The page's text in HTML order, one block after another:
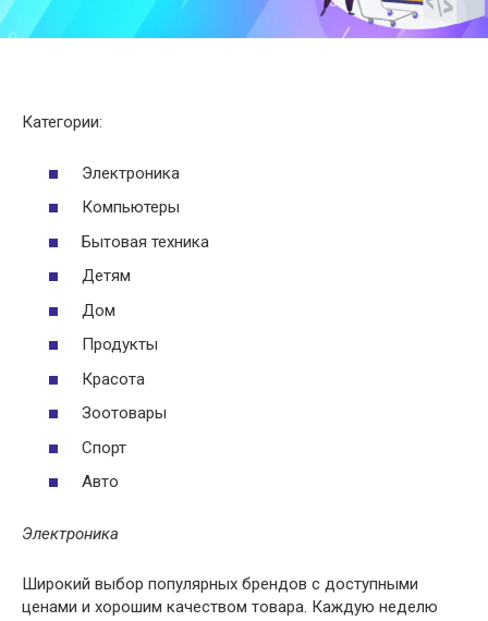
Категории:
Электроника
Компьютеры
Бытовая техника
Детям
Дом
Продукты
Красота
Зоотовары
Спорт
Авто
Электроника
Широкий выбор популярных брендов с доступными
ценами и хорошим качеством товара. Каждую неделю